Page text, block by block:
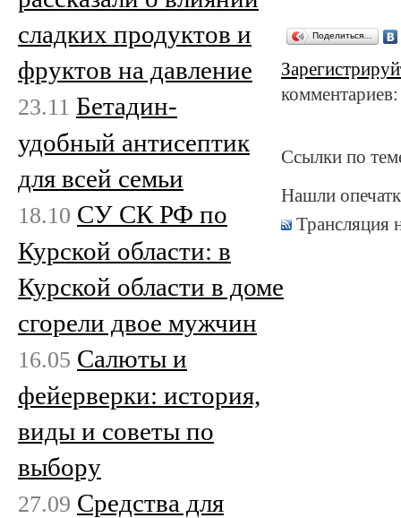
Поделиться…
Ссылки по
Нашли
Трансляция
сладких продуктов и
фруктов на давление
23.11 Бетадин-
удобный антисептик
для всей семьи
18.10 СУ СК РФ по
Курской области: в
Курской области в доме
сгорели двое мужчин
16.05 Салюты и
фейерверки: история,
виды и советы по
выбору
27.09 Средства для